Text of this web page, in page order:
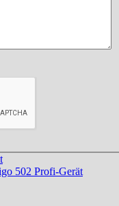
502 Profi-Gerät